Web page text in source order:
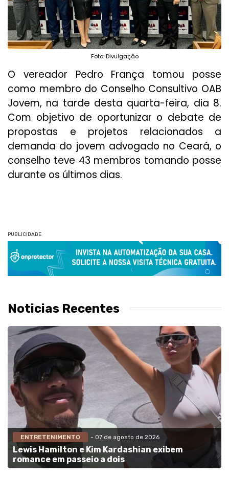
Foto: Divulgação
O vereador Pedro França tomou posse
como membro do Conselho Consultivo OAB
Jovem, na tarde desta quarta-feira, dia 8.
Com objetivo de oportunizar o debate de
propostas e projetos relacionados a
demanda do jovem advogado no Ceará, o
conselho teve 43 membros tomando posse
durante os últimos dias.
PUBLICIDADE
Noticias Recentes
ENTRETENIMENTO - 07 de agosto de 2026
Lewis Hamilton e Kim Kardashian exibem
romance em passeio a dois